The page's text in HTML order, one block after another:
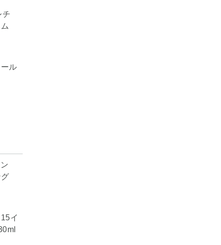
ル
イ